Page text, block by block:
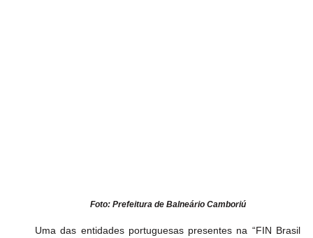
Foto: Prefeitura de Balneário Camboriú
Uma das entidades portuguesas presentes na “FIN Brasil